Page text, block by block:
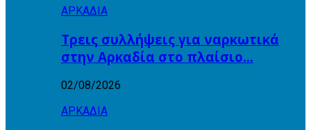
ΑΡΚΑΔΙΑ
Τρεις συλλήψεις για ναρκωτικά
στην Αρκαδία στο πλαίσιο…
02/08/2026
ΑΡΚΑΔΙΑ